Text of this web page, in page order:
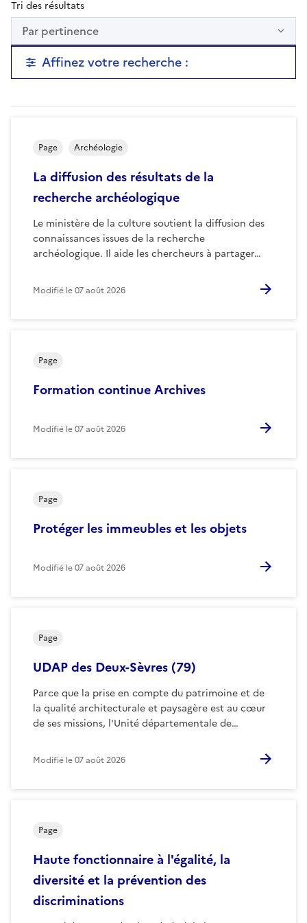
Tri des résultats
Par pertinence
Affinez votre recherche :
La diffusion des résultats de la
recherche archéologique
Le ministère de la culture soutient la diffusion des
connaissances issues de la recherche
archéologique. Il aide les chercheurs à partager…
Page Archéologie
Modifié le07 août 2026
Formation continue Archives
Page
Modifié le07 août 2026
Protéger les immeubles et les objets
Page
Modifié le07 août 2026
UDAP des Deux-Sèvres (79)
Parce que la prise en compte du patrimoine et de
la qualité architecturale et paysagère est au cœur
de ses missions, l'Unité départementale de…
Page
Modifié le07 août 2026
Haute fonctionnaire à l'égalité, la
diversité et la prévention des
discriminations
Page